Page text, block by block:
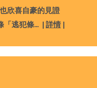
欣喜自豪的見證
「逃犯條... | 詳情 |